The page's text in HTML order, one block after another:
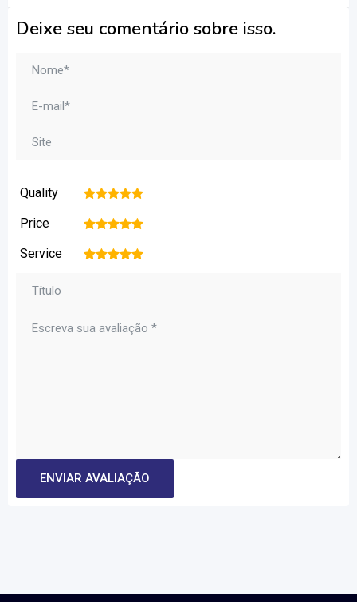
Deixe seu comentário sobre isso.
Quality 5
4
3
2
Price 5
4
3
2
Service 5
4
3
2